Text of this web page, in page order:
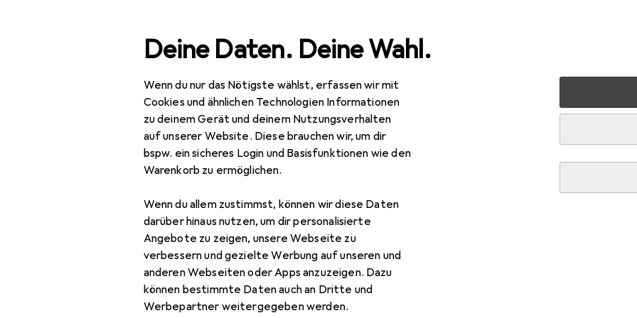
Deine Daten. Deine Wahl.
Wenn du nur das Nötigste wählst, erfassen wir mit
Cookies und ähnlichen Technologien Informationen
zu deinem Gerät und deinem Nutzungsverhalten
auf unserer Website. Diese brauchen wir, um dir
bspw. ein sicheres Login und Basisfunktionen wie den
Warenkorb zu ermöglichen.
Wenn du allem zustimmst, können wir diese Daten
darüber hinaus nutzen, um dir personalisierte
Angebote zu zeigen, unsere Webseite zu
verbessern und gezielte Werbung auf unseren und
anderen Webseiten oder Apps anzuzeigen. Dazu
können bestimmte Daten auch an Dritte und
Werbepartner weitergegeben werden.
Navigation nach Kategorien Gesamtsortiment Beauty + Gesundheit